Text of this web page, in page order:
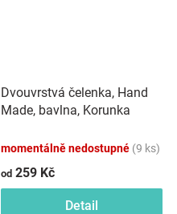
Dvouvrstvá čelenka, Hand
Made, bavlna, Korunka
momentálně nedostupné (9 ks)
od 259 Kč
Detail